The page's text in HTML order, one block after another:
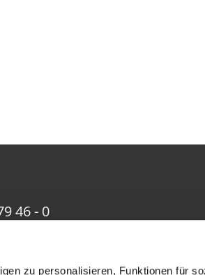
zu personalisieren, Funktionen für
46 - 0